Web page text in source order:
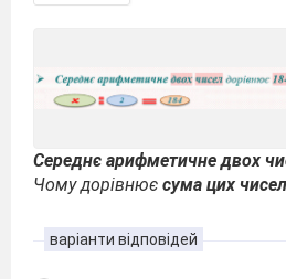
Середнє арифметичне двох
Чому дорівнює сума цих чисел
варіанти відповідей